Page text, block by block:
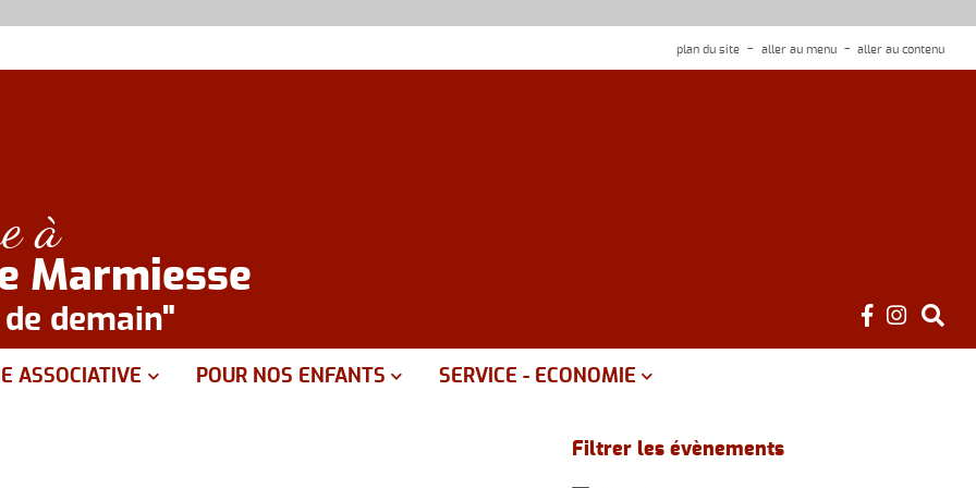
plan du site aller au menu aller au contenu
à
Marmiesse
demain"
ASSOCIATIVE POUR NOS ENFANTS SERVICE - ECONOMIE
Filtrer les évènements